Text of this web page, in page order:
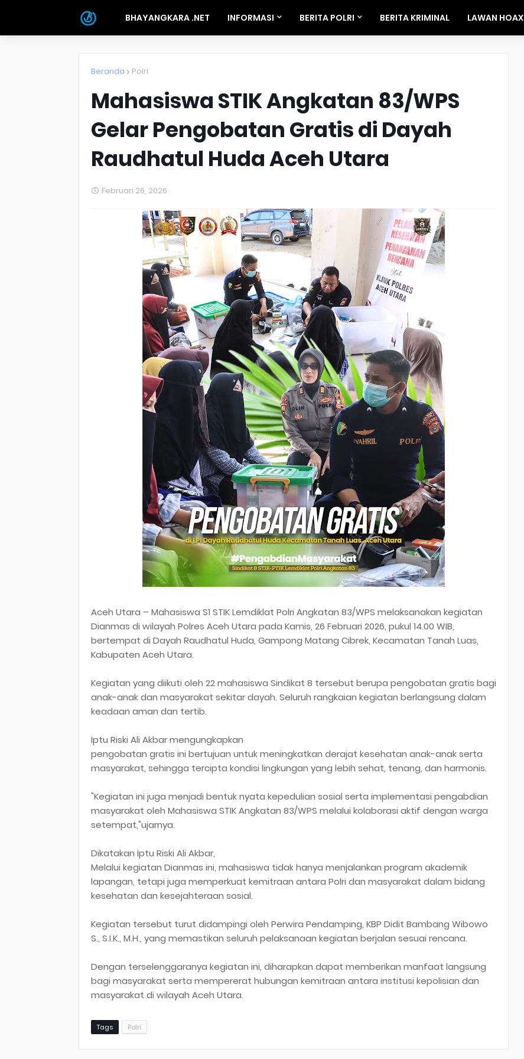
BHAYANGKARA .NET INFORMASI BERITA POLRI BERITA KRIMINAL LAWAN HOAX
Beranda Polri
Mahasiswa STIK Angkatan 83/WPS
Gelar Pengobatan Gratis di Dayah
Raudhatul Huda Aceh Utara
Februari 26, 2026
Aceh Utara – Mahasiswa S1 STIK Lemdiklat Polri Angkatan 83/WPS melaksanakan kegiatan
Dianmas di wilayah Polres Aceh Utara pada Kamis, 26 Februari 2026, pukul 14.00 WIB,
bertempat di Dayah Raudhatul Huda, Gampong Matang Cibrek, Kecamatan Tanah Luas,
Kabupaten Aceh Utara.
Kegiatan yang diikuti oleh 22 mahasiswa Sindikat 8 tersebut berupa pengobatan gratis bagi
anak-anak dan masyarakat sekitar dayah. Seluruh rangkaian kegiatan berlangsung dalam
keadaan aman dan tertib.
Iptu Riski Ali Akbar mengungkapkan
pengobatan gratis ini bertujuan untuk meningkatkan derajat kesehatan anak-anak serta
masyarakat, sehingga tercipta kondisi lingkungan yang lebih sehat, tenang, dan harmonis.
"Kegiatan ini juga menjadi bentuk nyata kepedulian sosial serta implementasi pengabdian
masyarakat oleh Mahasiswa STIK Angkatan 83/WPS melalui kolaborasi aktif dengan warga
setempat,"ujarnya.
Dikatakan Iptu Riski Ali Akbar,
Melalui kegiatan Dianmas ini, mahasiswa tidak hanya menjalankan program akademik
lapangan, tetapi juga memperkuat kemitraan antara Polri dan masyarakat dalam bidang
kesehatan dan kesejahteraan sosial.
Kegiatan tersebut turut didampingi oleh Perwira Pendamping, KBP Didit Bambang Wibowo
S., S.I.K., M.H., yang memastikan seluruh pelaksanaan kegiatan berjalan sesuai rencana.
Dengan terselenggaranya kegiatan ini, diharapkan dapat memberikan manfaat langsung
bagi masyarakat serta mempererat hubungan kemitraan antara institusi kepolisian dan
masyarakat di wilayah Aceh Utara.
Tags Polri